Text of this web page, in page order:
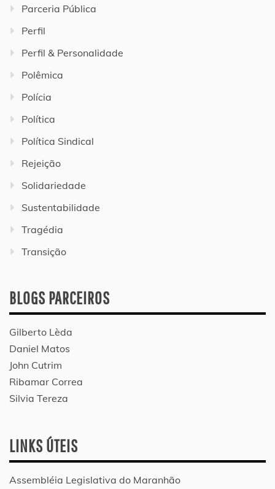
Parceria Pública
Perfil
Perfil & Personalidade
Polêmica
Polícia
Política
Política Sindical
Rejeição
Solidariedade
Sustentabilidade
Tragédia
Transição
BLOGS PARCEIROS
Gilberto Lèda
Daniel Matos
John Cutrim
Ribamar Correa
Silvia Tereza
LINKS ÚTEIS
Assembléia Legislativa do Maranhão